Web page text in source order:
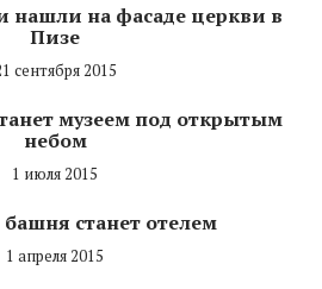
нашли на фасаде церкви в
Пизе
сентября 2015
музеем под открытым
небом
1 июля 2015
станет отелем
1 апреля 2015